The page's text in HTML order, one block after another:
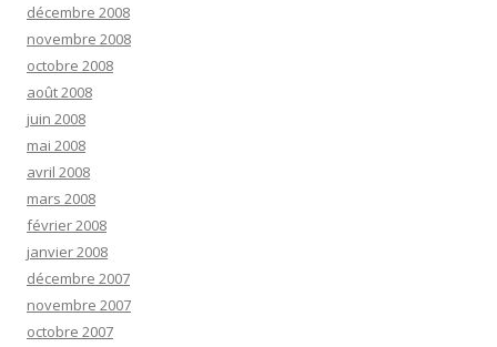
décembre 2008
novembre 2008
octobre 2008
août 2008
juin 2008
mai 2008
avril 2008
mars 2008
février 2008
janvier 2008
décembre 2007
novembre 2007
octobre 2007